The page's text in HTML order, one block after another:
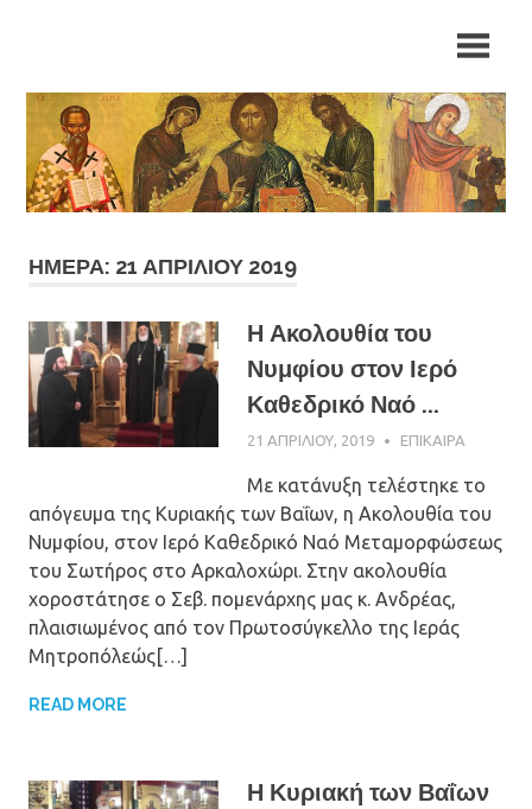
Μητρόπολη
Αρκαλοχωρίου,
Καστελλίου
και
Βιάννου
Καστελλίου
και
Βιάννου
ΗΜΈΡΑ: 21 ΑΠΡΙΛΊΟΥ 2019
Η Ακολουθία του
Νυμφίου στον Ιερό
Καθεδρικό Ναό ...
21 ΑΠΡΙΛΊΟΥ, 2019
ΠΑΤΉΡ ΜΙΧΑΉΛ
ΕΠΊΚΑΙΡΑ
Με κατάνυξη τελέστηκε το
απόγευμα της Κυριακής των Βαΐων, η Ακολουθία του
Νυμφίου, στον Ιερό Καθεδρικό Ναό Μεταμορφώσεως
του Σωτήρος στο Αρκαλοχώρι. Στην ακολουθία
χοροστάτησε ο Σεβ. πομενάρχης μας κ. Ανδρέας,
πλαισιωμένος από τον Πρωτοσύγκελλο της Ιεράς
Μητροπόλεώς[…]
READ MORE
Η Κυριακή των Βαΐων